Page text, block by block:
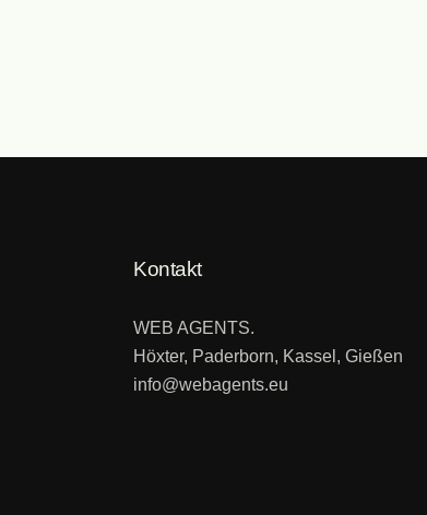
Kontakt
WEB AGENTS.
Höxter, Paderborn, Kassel, Gießen
info@webagents.eu